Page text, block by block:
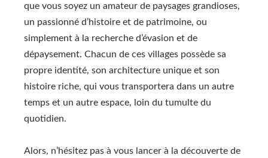
que vous soyez un amateur de paysages grandioses,
un passionné d’histoire et de patrimoine, ou
simplement à la recherche d’évasion et de
dépaysement. Chacun de ces villages possède sa
propre identité, son architecture unique et son
histoire riche, qui vous transportera dans un autre
temps et un autre espace, loin du tumulte du
quotidien.
Alors, n’hésitez pas à vous lancer à la découverte de